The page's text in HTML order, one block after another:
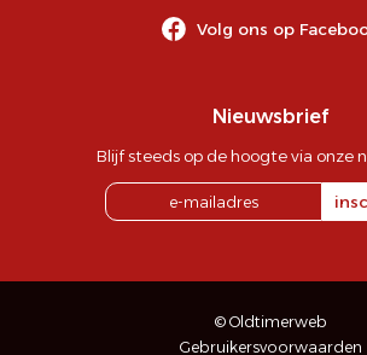
Volg ons op
Nieuwsbrief
Blijf steeds op de hoogte via onze
© Oldtimerweb
Gebruikersvoorwaarden